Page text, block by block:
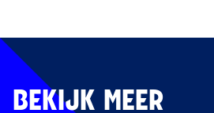
BEKIJK MEER